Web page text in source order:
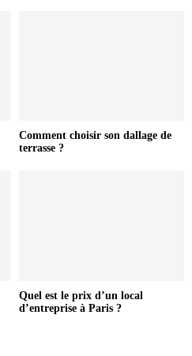
Comment choisir son dallage de
terrasse ?
Quel est le prix d’un local
d’entreprise à Paris ?